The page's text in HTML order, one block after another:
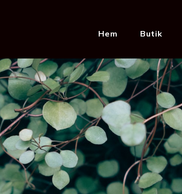
Hem Butik